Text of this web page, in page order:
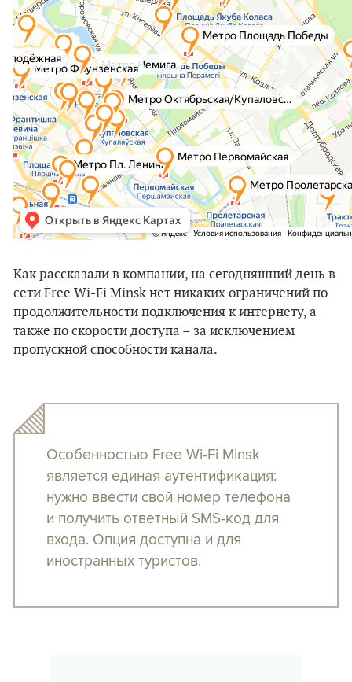
Как рассказали в компании, на сегодняшний день в
сети Free Wi-Fi Minsk нет никаких ограничений по
продолжительности подключения к интернету, а
также по скорости доступа – за исключением
пропускной способности канала.
Особенностью Free Wi-Fi Minsk
является единая аутентификация:
нужно ввести свой номер телефона
и получить ответный SMS-код для
входа. Опция доступна и для
иностранных туристов.